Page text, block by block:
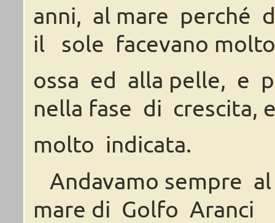
anni, al mare perché
il sole facevano molto
ossa ed alla pelle, e
nella fase di crescita,
molto indicata.
Andavamo sempre al
mare di Golfo Aranci